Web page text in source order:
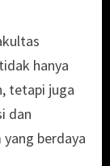
hanya
tetapi juga
dan
berdaya